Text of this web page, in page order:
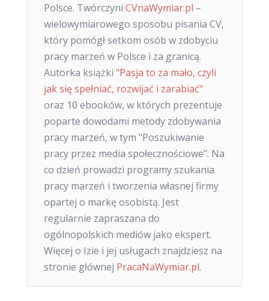
Polsce. Twórczyni CVnaWymiar.pl –
wielowymiarowego sposobu pisania CV,
który pomógł setkom osób w zdobyciu
pracy marzeń w Polsce i za granicą.
Autorka książki "Pasja to za mało, czyli
jak się spełniać, rozwijać i zarabiać"
oraz 10 ebooków, w których prezentuje
poparte dowodami metody zdobywania
pracy marzeń, w tym "Poszukiwanie
pracy przez media społecznościowe". Na
co dzień prowadzi programy szukania
pracy marzeń i tworzenia własnej firmy
opartej o markę osobistą. Jest
regularnie zapraszana do
ogólnopolskich mediów jako ekspert.
Więcej o Izie i jej usługach znajdziesz na
stronie głównej PracaNaWymiar.pl.